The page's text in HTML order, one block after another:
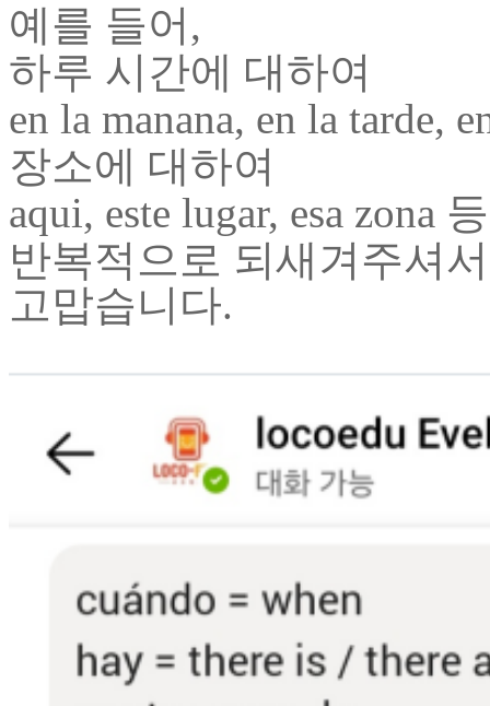
예를 들어,
하루 시간에 대하여
en la manana, en la tarde,
장소에 대하여
aqui, este lugar, esa zona
반복적으로 되새겨주셔
고맙습니다.